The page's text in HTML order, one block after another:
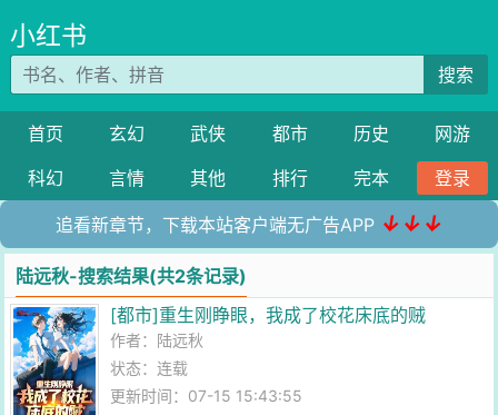
小红书
搜索
首页 玄幻 武侠 都市 历史
网游
科幻
言情 其他 排行 完本 登录
追看新章节，下载本站客户端无广告APP ↓↓↓
陆远秋-搜索结果(共2条记录)
[都市]重生刚睁眼，我成了校花床底的贼
作者： 陆远秋
状态：连载
更新时间：07-15 15:43:55